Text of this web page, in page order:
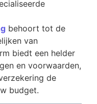
behoort tot de
van
biedt een helder
en voorwaarden,
de
budget.